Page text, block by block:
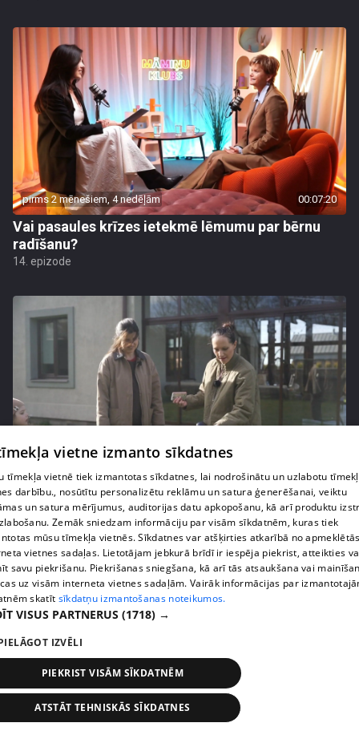
pirms 2 mēnešiem, 4 nedēļām 00:07:20
Vai pasaules krīzes ietekmē lēmumu par bērnu
radīšanu?
14. epizode
Grila sezonā lieliski iespējams ievērot veselīga
uztura principus
13. epizode
vietne izmanto sīkdatnes
tīmekļa vietnē tiek izmantotas sīkdatnes, lai nodrošinātu un uzlabotu
darbību., nosūtītu personalizētu reklāmu un satura ģenerēšanai, veiktu
un satura mērījumus, auditorijas datu apkopošanu, kā arī produktu
Zemāk sniedzam informāciju par visām sīkdatnēm, kuras tiek
mūsu tīmekļa vietnēs. Sīkdatnes var atšķirties atkarībā no
vietnes sadaļas. Lietotājam jebkurā brīdī ir iespēja piekrist, atteikties
savu piekrišanu. Piekrišanas sniegšana, kā arī tās atsaukšana vai
uz visām interneta vietnes sadaļām. Vairāk informācijas par
skatīt sīkdatņu izmantošanas noteikumos.
VISUS PARTNERUS (1718) →
IZVĒLI
PIEKRIST VISĀM SĪKDATNĒM
ATSTĀT TEHNISKĀS SĪKDATNES